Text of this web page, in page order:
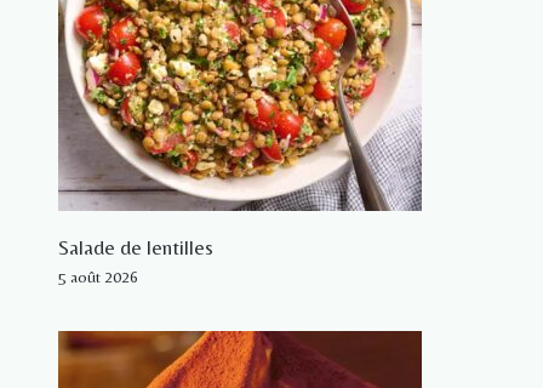
Salade de lentilles
5 août 2026